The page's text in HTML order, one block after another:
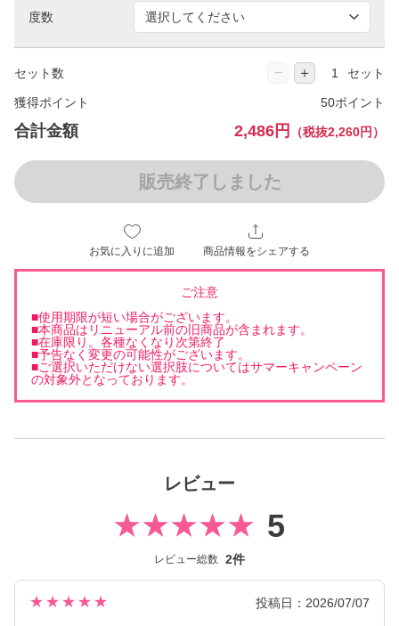
度数
セット数 − ＋ セット
獲得ポイント 50ポイント
合計金額 2,486円 （税抜2,260円）
販売終了しました
お気に入りに追加 商品情報をシェアする
ご注意
■使用期限が短い場合がございます。
■本商品はリニューアル前の旧商品が含まれます。
■在庫限り。各種なくなり次第終了
■予告なく変更の可能性がございます。
■ご選択いただけない選択肢についてはサマーキャンペーン
の対象外となっております。
レビュー
5
レビュー総数 2件
★★★★★ 投稿日：2026/07/07